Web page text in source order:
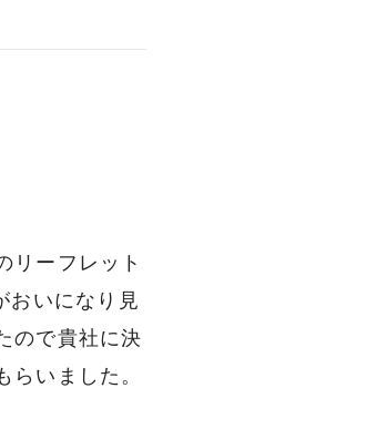
リーフレット
おいになり見
ので貴社に決
いました。